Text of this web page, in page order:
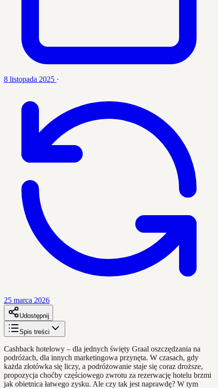
8 listopada 2025 ·
25 marca 2026
Udostępnij
Spis treści
Cashback hotelowy – dla jednych święty Graal oszczędzania na
podróżach, dla innych marketingowa przynęta. W czasach, gdy
każda złotówka się liczy, a podróżowanie staje się coraz droższe,
propozycja choćby częściowego zwrotu za rezerwację hotelu brzmi
jak obietnica łatwego zysku. Ale czy tak jest naprawdę? W tym